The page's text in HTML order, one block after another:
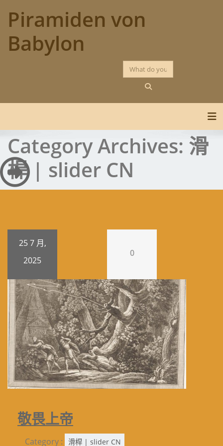
content
Piramiden von
Babylon
Category Archives: 滑
桿 | slider CN
25 7 月,
2025
0
敬畏上帝
Category : 滑桿 | slider CN